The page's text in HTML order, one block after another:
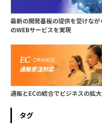
最新の開発基板の提供を受けなが
のWEBサービスを実現
通販とECの統合でビジネスの拡
タグ